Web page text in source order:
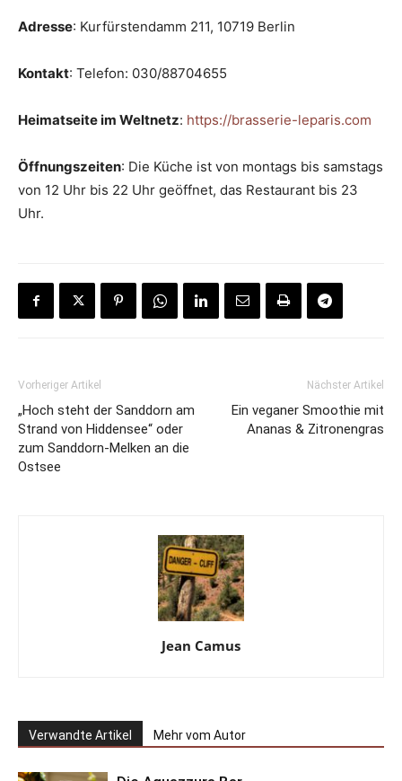
Adresse: Kurfürstendamm 211, 10719 Berlin
Kontakt: Telefon: 030/88704655
Heimatseite im Weltnetz: https://brasserie-leparis.com
Öffnungszeiten: Die Küche ist von montags bis samstags
von 12 Uhr bis 22 Uhr geöffnet, das Restaurant bis 23
Uhr.
Vorheriger Artikel
„Hoch steht der Sanddorn am
Strand von Hiddensee“ oder
zum Sanddorn-Melken an die
Ostsee
Nächster Artikel
Ein veganer Smoothie mit
Ananas & Zitronengras
Jean Camus
Verwandte Artikel Mehr vom Autor